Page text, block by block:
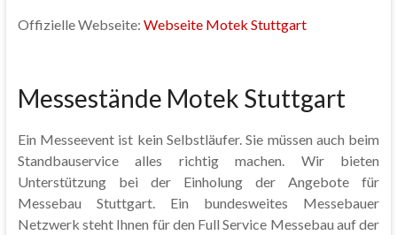
Offizielle Webseite: Webseite Motek Stuttgart
Messestände Motek Stuttgart
Ein Messeevent ist kein Selbstläufer. Sie müssen auch beim
Standbauservice alles richtig machen. Wir bieten
Unterstützung bei der Einholung der Angebote für
Messebau Stuttgart. Ein bundesweites Messebauer
Netzwerk steht Ihnen für den Full Service Messebau auf der